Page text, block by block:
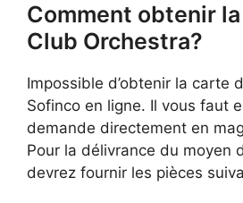
Comment obtenir
Club Orchestra?
Impossible d’obtenir la carte
Sofinco en ligne. Il vous faut
demande directement en
Pour la délivrance du moyen
devrez fournir les pièces